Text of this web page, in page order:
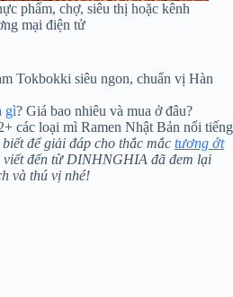
phẩm, chợ, siêu thị hoặc kênh
mại điện tử
Tokbokki siêu ngon, chuẩn vị Hàn
gì? Giá bao nhiêu và mua ở đâu?
các loại mì Ramen Nhật Bản nổi tiếng
để giải đáp cho thắc mắc tương ớt
viết đến từ DINHNGHIA đã đem lại
và thú vị nhé!